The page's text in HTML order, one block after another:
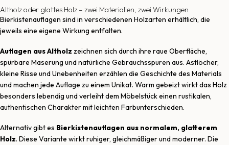
Altholz oder glattes Holz – zwei Materialien, zwei Wirkungen
Bierkistenauflagen sind in verschiedenen Holzarten erhältlich, die
jeweils eine eigene Wirkung entfalten.
Auflagen aus Altholz zeichnen sich durch ihre raue Oberfläche,
spürbare Maserung und natürliche Gebrauchsspuren aus. Astlöcher,
kleine Risse und Unebenheiten erzählen die Geschichte des Materials
und machen jede Auflage zu einem Unikat. Warm gebeizt wirkt das Holz
besonders lebendig und verleiht dem Möbelstück einen rustikalen,
authentischen Charakter mit leichten Farbunterschieden.
Alternativ gibt es Bierkistenauflagen aus normalem, glatterem
Holz. Diese Variante wirkt ruhiger, gleichmäßiger und moderner. Die